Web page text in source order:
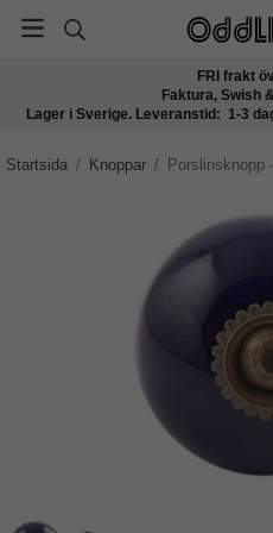
FRI frakt
Faktura, Swish
Lager i Sverige. Leveranstid: 1-3
Startsida / Knoppar / Porslinsknopp